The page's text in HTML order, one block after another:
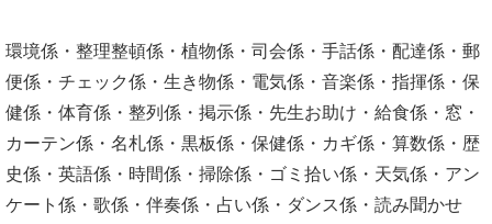
環境係・整理整頓係・植物係・司会係・手話係・配達係・郵
便係・チェック係・生き物係・電気係・音楽係・指揮係・保
健係・体育係・整列係・掲示係・先生お助け・給食係・窓・
カーテン係・名札係・黒板係・保健係・カギ係・算数係・歴
史係・英語係・時間係・掃除係・ゴミ拾い係・天気係・アン
ケート係・歌係・伴奏係・占い係・ダンス係・読み聞かせ